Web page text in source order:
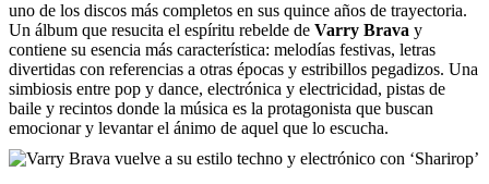
uno de los discos más completos en sus quince años de trayectoria.
Un álbum que resucita el espíritu rebelde de Varry Brava y
contiene su esencia más característica: melodías festivas, letras
divertidas con referencias a otras épocas y estribillos pegadizos. Una
simbiosis entre pop y dance, electrónica y electricidad, pistas de
baile y recintos donde la música es la protagonista que buscan
emocionar y levantar el ánimo de aquel que lo escucha.